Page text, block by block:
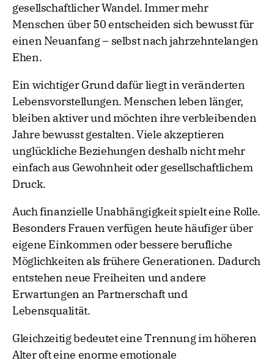
gesellschaftlicher Wandel. Immer mehr
Menschen über 50 entscheiden sich bewusst für
einen Neuanfang – selbst nach jahrzehntelangen
Ehen.
Ein wichtiger Grund dafür liegt in veränderten
Lebensvorstellungen. Menschen leben länger,
bleiben aktiver und möchten ihre verbleibenden
Jahre bewusst gestalten. Viele akzeptieren
unglückliche Beziehungen deshalb nicht mehr
einfach aus Gewohnheit oder gesellschaftlichem
Druck.
Auch finanzielle Unabhängigkeit spielt eine Rolle.
Besonders Frauen verfügen heute häufiger über
eigene Einkommen oder bessere berufliche
Möglichkeiten als frühere Generationen. Dadurch
entstehen neue Freiheiten und andere
Erwartungen an Partnerschaft und
Lebensqualität.
Gleichzeitig bedeutet eine Trennung im höheren
Alter oft eine enorme emotionale